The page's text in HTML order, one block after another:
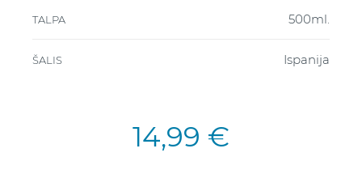
TALPA 500ml.
ŠALIS Ispanija
14,99 €